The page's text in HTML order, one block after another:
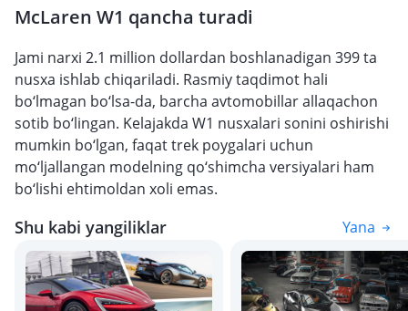
McLaren W1 qancha turadi
Jami narxi 2.1 million dollardan boshlanadigan 399 ta
nusxa ishlab chiqariladi. Rasmiy taqdimot hali
bo‘lmagan bo‘lsa-da, barcha avtomobillar allaqachon
sotib bo‘lingan. Kelajakda W1 nusxalari sonini oshirishi
mumkin bo‘lgan, faqat trek poygalari uchun
mo‘ljallangan modelning qo‘shimcha versiyalari ham
bo‘lishi ehtimoldan xoli emas.
Shu kabi yangiliklar Yana